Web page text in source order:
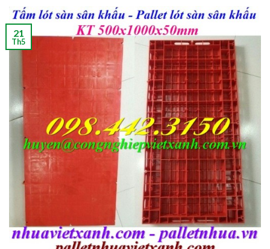
21
Th5